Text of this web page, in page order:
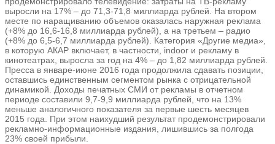
выросли на 17% – до 71,3-71,8 миллиарда рублей. На втором
месте по наращиванию объемов оказалась наружная реклама
(+8% до 16,6-16,8 миллиарда рублей), а на третьем – радио
(+8% до 6,5-6,7 миллиарда рублей). Категория «Другие медиа»,
в которую АКАР включает, в частности, indoor и рекламу в
кинотеатрах, выросла за год на 4% – до 1,82 миллиарда рублей.
Пресса в январе-июне 2016 года продолжила сдавать позиции,
оставшись единственным сегментом рынка с отрицательной
динамикой. Доходы печатных СМИ от рекламы в отчетном
периоде составили 9,7-9,9 миллиарда рублей, что на 13%
меньше аналогичного показателя за первые шесть месяцев
2015 года. При этом наихудший результат продемонстрировали
рекламно-информационные издания, лишившись за полгода
23% своей прибыли.